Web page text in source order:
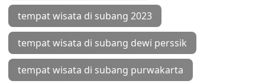
tempat wisata di subang 2023
tempat wisata di subang dewi perssik
tempat wisata di subang purwakarta